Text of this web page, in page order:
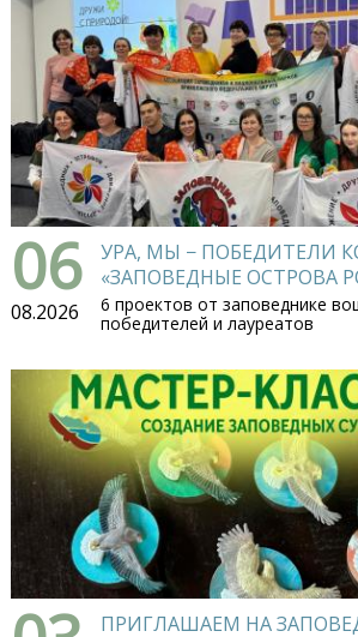
06
08.2026
УРА, МЫ − ПОБЕДИТЕЛИ
«ЗАПОВЕДНЫЕ ОСТРОВА
6 проектов от заповеднике
победителей и лауреатов
ПРИГЛАШАЕМ НА